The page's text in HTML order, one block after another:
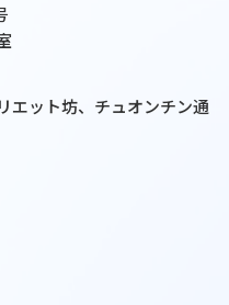
エット坊、チュオンチン通